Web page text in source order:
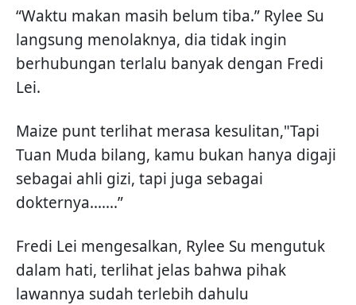
“Waktu makan masih belum tiba.” Rylee Su
langsung menolaknya, dia tidak ingin
berhubungan terlalu banyak dengan Fredi
Lei.
Maize punt terlihat merasa kesulitan,"Tapi
Tuan Muda bilang, kamu bukan hanya digaji
sebagai ahli gizi, tapi juga sebagai
dokternya.......”
Fredi Lei mengesalkan, Rylee Su mengutuk
dalam hati, terlihat jelas bahwa pihak
lawannya sudah terlebih dahulu